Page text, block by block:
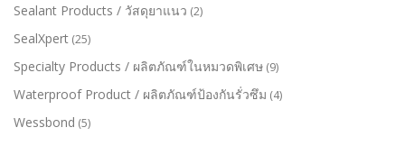
Sealant Products / วัสดุยาแนว (2)
SealXpert (25)
Specialty Products / ผลิตภัณฑ์ในหมวดพิเศษ (9)
Waterproof Product / ผลิตภัณฑ์ป้องกันรั่วซึม (4)
Wessbond (5)